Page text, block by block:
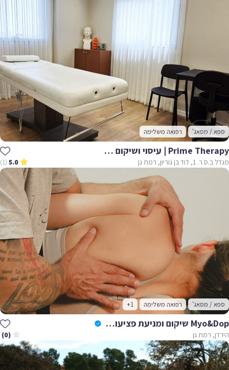
ספא / מסאג' רפואה משלימה
Prime Therapy | עיסוי ושיקום רפואי
מגדל ב.ס.ר. 1, דוד בן גוריון, רמת גן 5.0
(1)
ספא / מסאג' רפואה משלימה +1
Myo&dop שיקום ומניעת פציעות ספורט, אימון אישי מותאם לשיקום וחיזוק
הירדן, רמת גן (0)